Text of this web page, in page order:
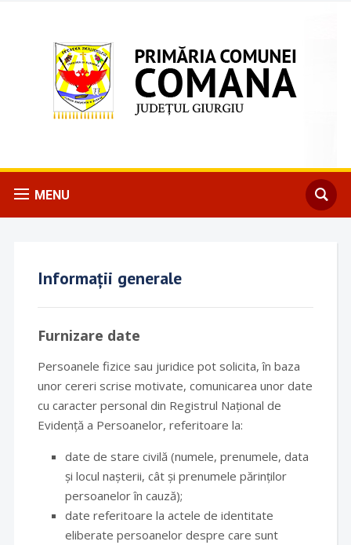
MENU
Informații generale
Furnizare date
Persoanele fizice sau juridice pot solicita, în baza
unor cereri scrise motivate, comunicarea unor date
cu caracter personal din Registrul Național de
Evidență a Persoanelor, referitoare la:
date de stare civilă (numele, prenumele, data
și locul nașterii, cât și prenumele părinților
persoanelor în cauză);
date referitoare la actele de identitate
eliberate persoanelor despre care sunt